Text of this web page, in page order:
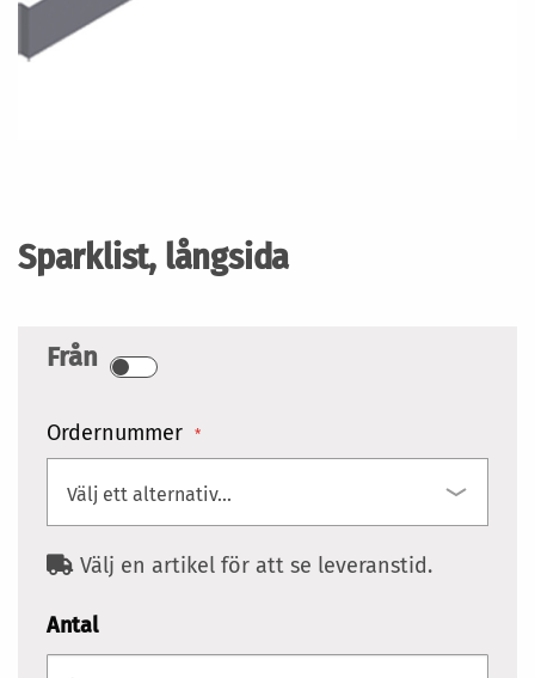
Sparklist, långsida
Från
Ordernummer
Välj en artikel för att se leveranstid.
Antal
av
bildgalleriet